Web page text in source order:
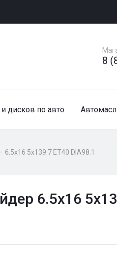
8
дисков по авто
6.5x16 5x139.7 ET40 DIA98.1
6.5x16